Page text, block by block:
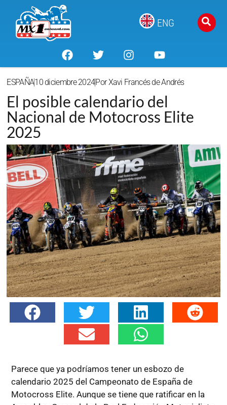
ENG
ESPAÑA10 diciembre 2024PorXavi Francés de Andrés
El posible calendario del
Nacional de Motocross Elite
2025
Parece que ya podríamos tener un esbozo de
calendario 2025 del Campeonato de España de
Motocross Elite. Aunque se tiene que ratificar en la